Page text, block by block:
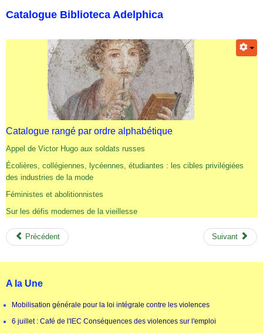
Catalogue Biblioteca Adelphica
Catalogue rangé par ordre alphabétique
Appel de Victor Hugo aux soldats russes
Écolières, collégiennes, lycéennes, étudiantes : les cibles privilégiées
des industries de la mode
Féministes et abolitionnistes
Sur les défis modernes de la vieillesse
Précédent Suivant
A la Une
Mobilisation générale pour la loi intégrale contre les violences
6 juillet : Café de l'IEC Conséquences des violences sur l'emploi